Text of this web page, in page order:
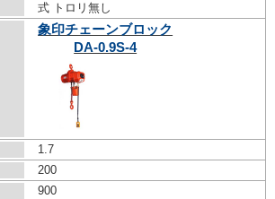
式 トロリ無し
象印チェーンブロック
DA-0.9S-4
1.7
200
900